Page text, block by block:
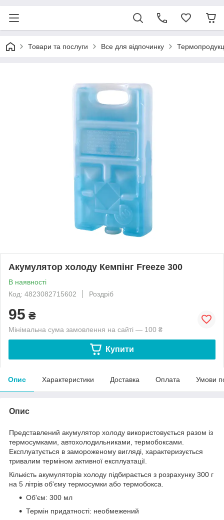
Товари та послуги Все для відпочинку
Акумулятор холоду Кемпінг Freeze 300
В наявності
Код: 4823082715602
Роздріб
95 ₴
Мінімальна сума замовлення на сайті — 100 ₴
Купити
Опис Характеристики Доставка Оплата Умови
Опис
Представлений акумулятор холоду використовується разом із
термосумками, автохолодильниками, термобоксами.
Експлуатується в замороженому вигляді, характеризується
тривалим терміном активної експлуатації.
Кількість акумуляторів холоду підбирається з розрахунку 300 г
на 5 літрів об'єму термосумки або термобокса.
Об'єм: 300 мл
Термін придатності: необмежений